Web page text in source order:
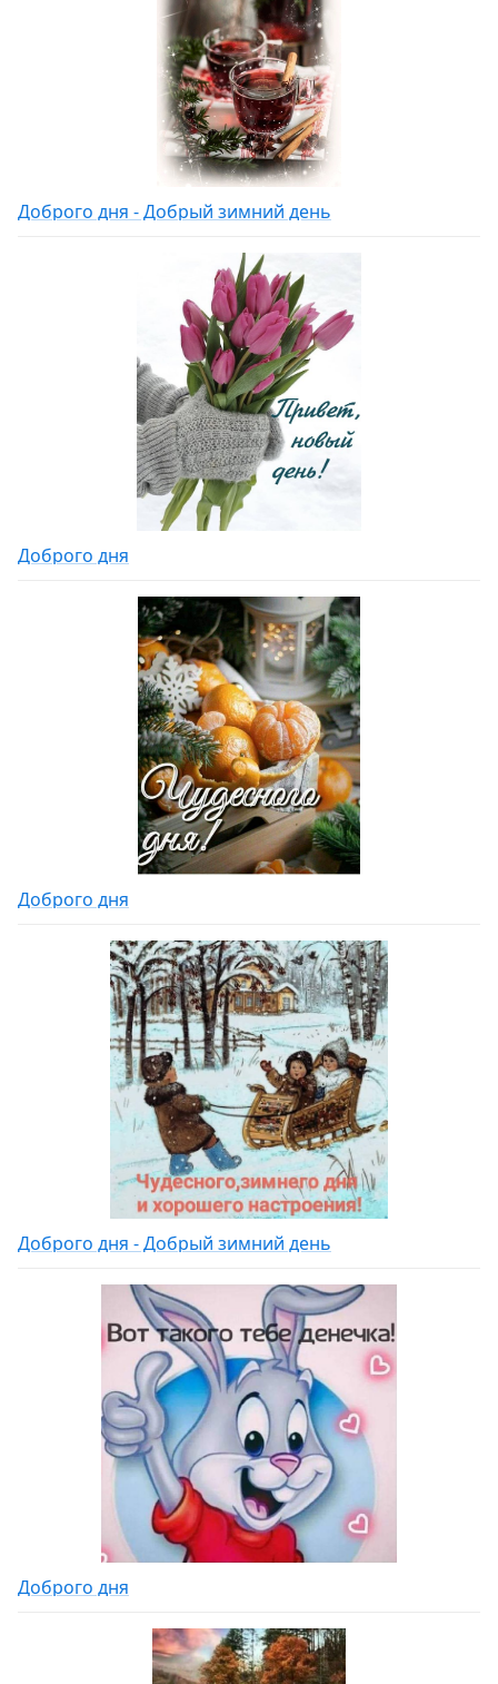
Доброго дня - Добрый зимний день
Доброго дня
Доброго дня
Доброго дня - Добрый зимний день
Доброго дня